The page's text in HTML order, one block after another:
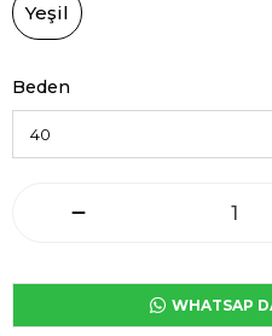
Yeşil
Beden
WHATSAP